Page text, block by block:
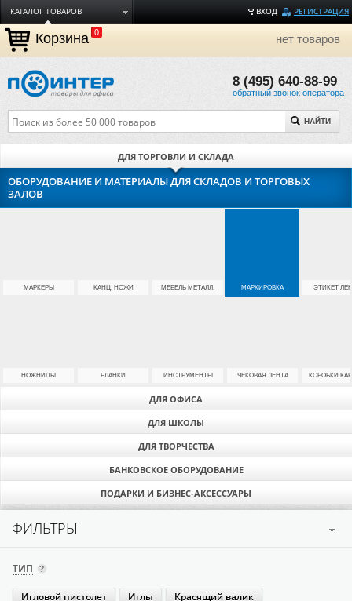
ВХОД РЕГИСТРАЦИЯ
КАТАЛОГ ТОВАРОВ
ДОСТАВКА
ОПЛАТА
ТОРГОВЫЕ МАРКИ
О КОМПАНИИ
ЗАДАТЬ ВОПРОС
Корзина 0 нет товаров
8 (495) 640-88-99
обратный звонок оператора
НАЙТИ
ДЛЯ ОФИСА
ДЛЯ ШКОЛЫ
ДЛЯ ТВОРЧЕСТВА
ДЛЯ ТОРГОВЛИ И СКЛАДА
БАНКОВСКОЕ ОБОРУДОВАНИЕ
ПОДАРКИ И БИЗНЕС-АКСЕССУАРЫ
ОБОРУДОВАНИЕ И МАТЕРИАЛЫ ДЛЯ СКЛАДОВ И ТОРГОВЫХ
ЗАЛОВ
МАРКЕРЫ КАНЦ. НОЖИ МЕБЕЛЬ МЕТАЛЛ. МАРКИРОВКА ЭТИКЕТ
НОЖНИЦЫ БЛАНКИ ИНСТРУМЕНТЫ ЧЕКОВАЯ ЛЕНТА КОРОБКИ
ФИЛЬТРЫ
ТИП
Игловой пистолет Иглы
Красящий валик